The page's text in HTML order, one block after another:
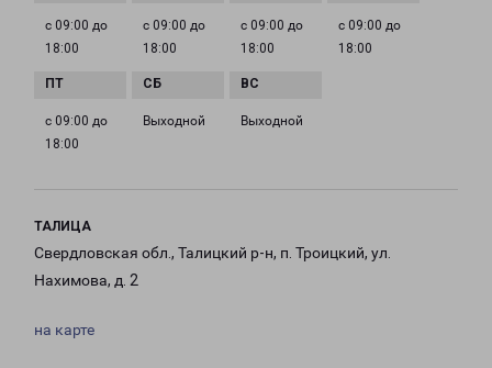
с 09:00 до
18:00
с 09:00 до
18:00
с 09:00 до
18:00
с 09:00 до
18:00
с 09:00 до
18:00
Выходной Выходной
ТАЛИЦА
Свердловская обл., Талицкий р-н, п. Троицкий, ул.
Нахимова, д. 2
на карте